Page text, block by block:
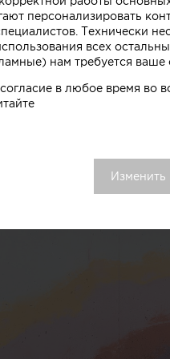
мороженого
в автоматах
объектов
покупателей как на
перемешивание слоев
этого небольшого
персонализировать
Технически
всех
нам требуется ваше
в любое время во
Изменить